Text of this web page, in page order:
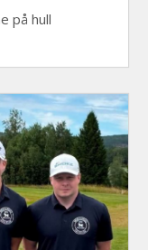
på hull